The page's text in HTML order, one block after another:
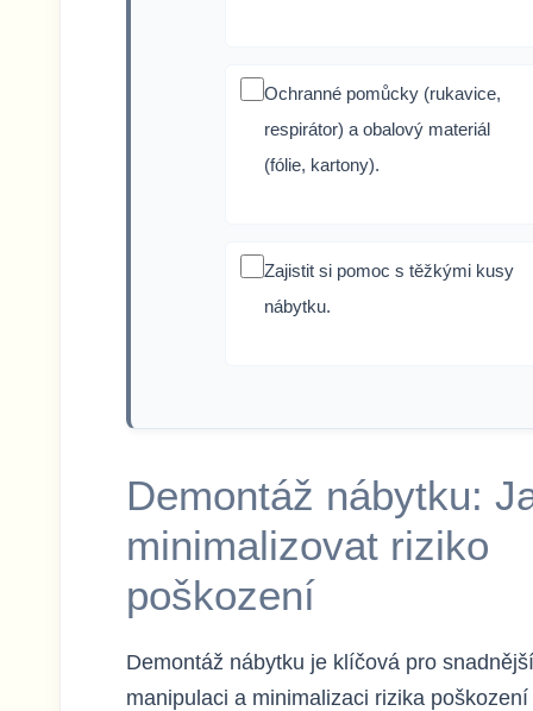
Ochranné pomůcky (rukavice,
respirátor) a obalový materiál
(fólie, kartony).
Zajistit si pomoc s těžkými kusy
nábytku.
Demontáž nábytku:
minimalizovat riziko
poškození
Demontáž nábytku je klíčová pro snadnější
manipulaci a minimalizaci rizika poškození